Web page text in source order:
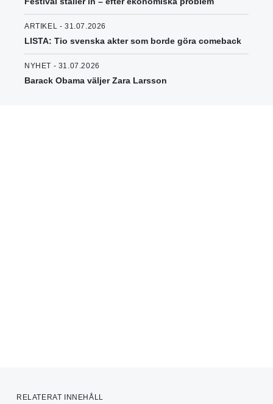
ARTIKEL - 31.07.2026
LISTA: Tio svenska akter som borde göra comeback
NYHET - 31.07.2026
Barack Obama väljer Zara Larsson
RELATERAT INNEHÅLL